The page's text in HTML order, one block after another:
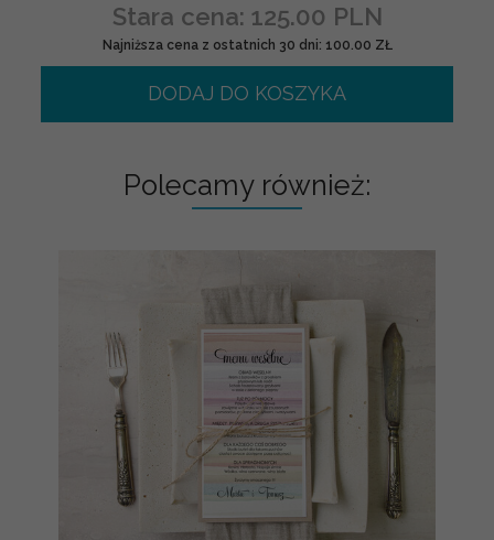
Stara cena: 125.00 PLN
Najniższa cena z ostatnich 30 dni: 100.00 ZŁ
DODAJ DO KOSZYKA
Polecamy również: